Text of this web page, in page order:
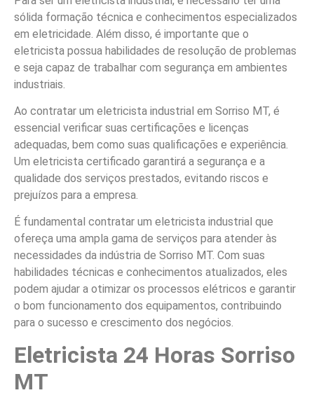
sólida formação técnica e conhecimentos especializados
em eletricidade. Além disso, é importante que o
eletricista possua habilidades de resolução de problemas
e seja capaz de trabalhar com segurança em ambientes
industriais.
Ao contratar um eletricista industrial em Sorriso MT, é
essencial verificar suas certificações e licenças
adequadas, bem como suas qualificações e experiência.
Um eletricista certificado garantirá a segurança e a
qualidade dos serviços prestados, evitando riscos e
prejuízos para a empresa.
É fundamental contratar um eletricista industrial que
ofereça uma ampla gama de serviços para atender às
necessidades da indústria de Sorriso MT. Com suas
habilidades técnicas e conhecimentos atualizados, eles
podem ajudar a otimizar os processos elétricos e garantir
o bom funcionamento dos equipamentos, contribuindo
para o sucesso e crescimento dos negócios.
Eletricista 24 Horas Sorriso
MT